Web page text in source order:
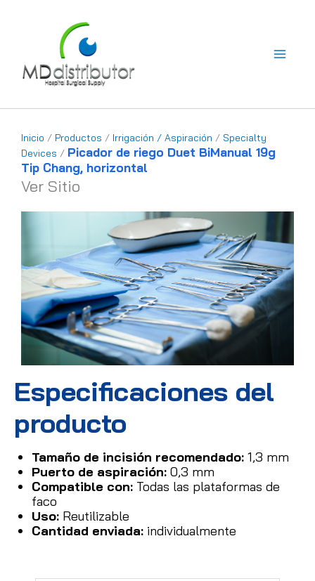
Inicio / Productos / Irrigación / Aspiración / Specialty
Devices / Picador de riego Duet BiManual 19g
Tip Chang, horizontal
Ver Sitio
Especificaciones del
producto
Tamaño de incisión recomendado: 1,3 mm
Puerto de aspiración: 0,3 mm
Compatible con: Todas las plataformas de
faco
Uso: Reutilizable
Cantidad enviada: individualmente